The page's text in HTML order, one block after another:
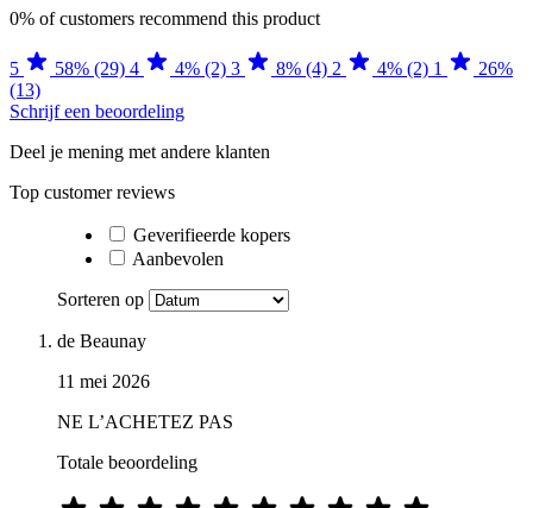
0% of customers recommend this product
5 58% (29) 4 4% (2) 3 8% (4) 2 4% (2) 1
26%
(13)
Schrijf een beoordeling
Deel je mening met andere klanten
Top customer reviews
Geverifieerde kopers
Aanbevolen
Sorteren op
de Beaunay
11 mei 2026
NE L’ACHETEZ PAS
Totale beoordeling